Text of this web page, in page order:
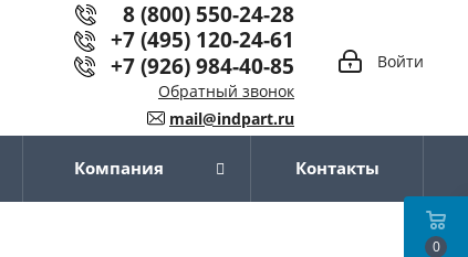
Войти
8 (800) 550-24-28
+7 (495) 120-24-61
+7 (926) 984-40-85
Обратный звонок
mail@indpart.ru
Компания Контакты
0